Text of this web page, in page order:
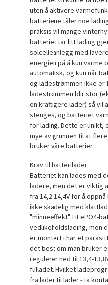
uten å aktivere
batteriene tåler noe
praksis vil mange
batteriet tar litt lading
solcelleanlegg med
energien på å kun varme
automatisk, og kun når
og ladestrømmen ikke er
ladestrømmen blir stor
en kraftigere lader) så vil
stenges, og batteriet
for lading. Dette er unikt,
mye av grunnen til at
bruker våre batterier.
Krav til batterilader
Batteriet kan lades med
ladere, men det er viktig
fra 14,2-14,4V for å
ikke skadelig med
"minneeffekt". LiFePO4-
vedlikeholdslading, men
er montert i har et
det best om man bruker
regulerer ned til 13,4-
fulladet. Hvilket
fra lader til lader - ta